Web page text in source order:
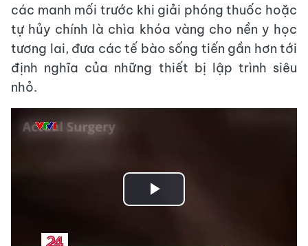
các manh mối trước khi giải phóng thuốc hoặc
tự hủy chính là chìa khóa vàng cho nền y học
tương lai, đưa các tế bào sống tiến gần hơn tới
định nghĩa của những thiết bị lập trình siêu
nhỏ.
Play